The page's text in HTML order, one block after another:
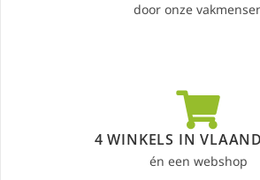
door onze
4 WINKELS IN
én een webshop